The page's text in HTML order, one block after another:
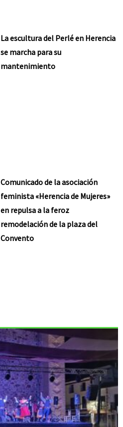
La escultura del Perlé en Herencia
se marcha para su
mantenimiento
Comunicado de la asociación
feminista «Herencia de Mujeres»
en repulsa a la feroz
remodelación de la plaza del
Convento